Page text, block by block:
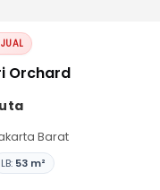
JUAL
Orchard
Barat
LB: 53 m²